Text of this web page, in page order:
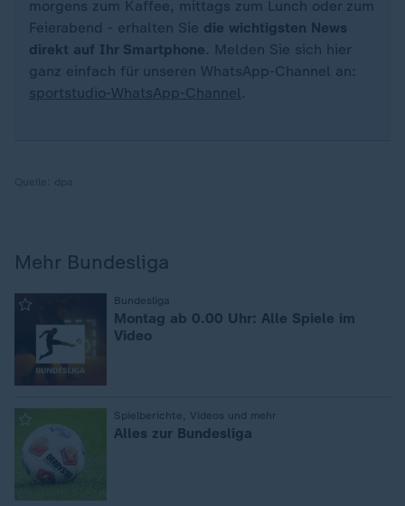
morgens zum Kaffee, mittags zum Lunch oder zum
Feierabend - erhalten Sie die wichtigsten News
direkt auf Ihr Smartphone. Melden Sie sich hier
ganz einfach für unseren WhatsApp-Channel an:
sportstudio-WhatsApp-Channel.
Mehr Bundesliga
Bundesliga
Montag ab 0.00 Uhr: Alle Spiele im
Video
Spielberichte, Videos und mehr
Alles zur Bundesliga